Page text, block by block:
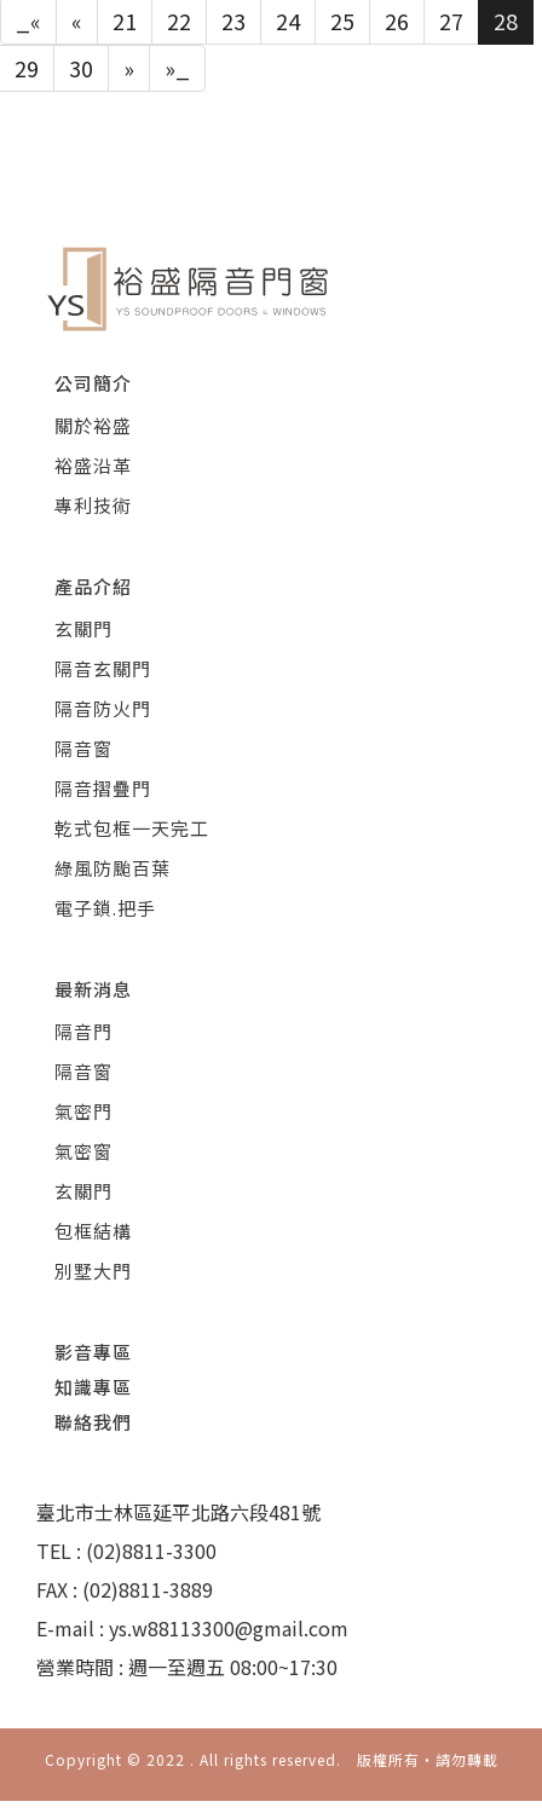
_« « 21 22 23 24 25 26 27
28
29
30 » »_
公司簡介
關於裕盛
裕盛沿革
專利技術
產品介紹
玄關門
隔音玄關門
隔音防火門
隔音窗
隔音摺疊門
乾式包框一天完工
綠風防颱百葉
電子鎖.把手
最新消息
隔音門
隔音窗
氣密門
氣密窗
玄關門
包框結構
別墅大門
影音專區
知識專區
聯絡我們
臺北市士林區延平北路六段481號
TEL : (02)8811-3300
FAX : (02)8811-3889
E-mail : ys.w88113300@gmail.com
營業時間 : 週一至週五 08:00~17:30
Copyright © 2022 . All rights reserved. 版權所有‧請勿轉載